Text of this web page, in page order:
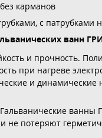
карманов
с патрубками
ванн
и прочность.
при нагреве
и динамические
Гальванические
не потеряют